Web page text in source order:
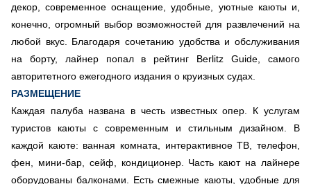
декор, современное оснащение, удобные, уютные каюты и,
конечно, огромный выбор возможностей для развлечений на
любой вкус. Благодаря сочетанию удобства и обслуживания
на борту, лайнер попал в рейтинг Berlitz Guide, самого
авторитетного ежегодного издания о круизных судах.
РАЗМЕЩЕНИЕ
Каждая палуба названа в честь известных опер. К услугам
туристов каюты с современным и стильным дизайном. В
каждой каюте: ванная комната, интерактивное ТВ, телефон,
фен, мини-бар, сейф, кондиционер. Часть кают на лайнере
оборудованы балконами. Есть смежные каюты, удобные для